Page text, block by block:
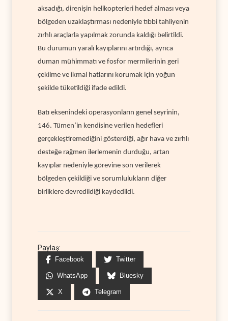
aksadığı, direnişin helikopterleri hedef alması veya
bölgeden uzaklaştırması nedeniyle tıbbi tahliyenin
zırhlı araçlarla yapılmak zorunda kaldığı belirtildi.
Bu durumun yaralı kayıplarını artırdığı, ayrıca
duman mühimmatı ve fosfor mermilerinin geri
çekilme ve ikmal hatlarını korumak için yoğun
şekilde tüketildiği ifade edildi.
Batı eksenindeki operasyonların genel seyrinin,
146. Tümen’in kendisine verilen hedefleri
gerçekleştiremediğini gösterdiği, ağır hava ve zırhlı
desteğe rağmen ilerlemenin durduğu, artan
kayıplar nedeniyle görevine son verilerek
bölgeden çekildiği ve sorumlulukların diğer
birliklere devredildiği kaydedildi.
Paylaş:
Facebook Twitter
WhatsApp Bluesky
X Telegram